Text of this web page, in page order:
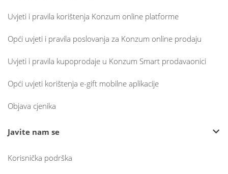
Uvjeti i pravila korištenja Konzum online platforme
Opći uvjeti i pravila poslovanja za Konzum online prodaju
Uvjeti i pravila kupoprodaje u Konzum Smart prodavaonici
Opći uvjeti korištenja e-gift mobilne aplikacije
Objava cjenika
Javite nam se
Korisnička podrška